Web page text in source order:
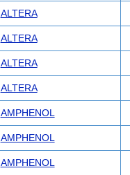
ALTERA
ALTERA
ALTERA
ALTERA
AMPHENOL
AMPHENOL
AMPHENOL